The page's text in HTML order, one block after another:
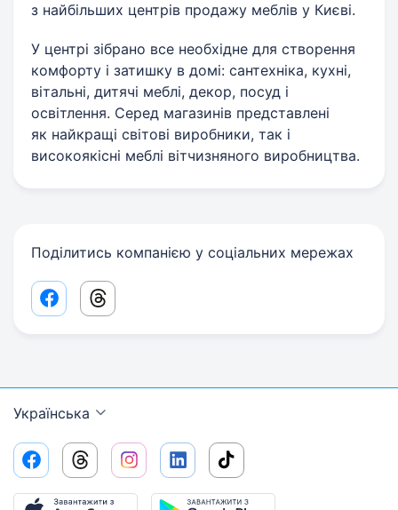
з найбільших центрів продажу меблів у Києві.
У центрі зібрано все необхідне для створення
комфорту і затишку в домі: сантехніка, кухні,
вітальні, дитячі меблі, декор, посуд і
освітлення. Серед магазинів представлені
як найкращі світові виробники, так і
високоякісні меблі вітчизняного виробництва.
Поділитись компанією у соціальних мережах
Facebook share link
Threads share link
Українська